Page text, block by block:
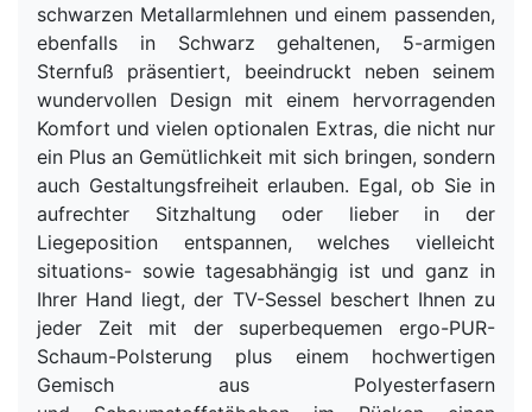
schwarzen Metallarmlehnen und einem passenden,
ebenfalls in Schwarz gehaltenen, 5-armigen
Sternfuß präsentiert, beeindruckt neben seinem
wundervollen Design mit einem hervorragenden
Komfort und vielen optionalen Extras, die nicht nur
ein Plus an Gemütlichkeit mit sich bringen, sondern
auch Gestaltungsfreiheit erlauben. Egal, ob Sie in
aufrechter Sitzhaltung oder lieber in der
Liegeposition entspannen, welches vielleicht
situations- sowie tagesabhängig ist und ganz in
Ihrer Hand liegt, der TV-Sessel beschert Ihnen zu
jeder Zeit mit der superbequemen ergo-PUR-
Schaum-Polsterung plus einem hochwertigen
Gemisch aus Polyesterfasern